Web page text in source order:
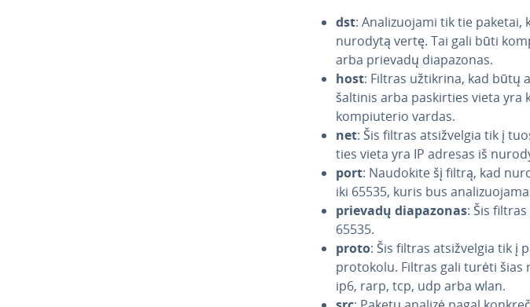
dst: Ana­li­zuo­ja­mi tik tie
nurodytą vertę. Tai gali būti
arba prievadų dia­pa­zo­nas.
host: Filtras užtikrina, kad būtų
šaltinis arba pa­skir­ties vieta yra
kom­piu­te­rio vardas.
net: Šis filtras at­si­žvel­gia tik į
ties vieta yra IP adresas iš
port: Naudokite šį filtrą, kad
iki 65535, kuris bus
prievadų dia­pa­zo­nas: Šis
65535.
proto: Šis filtras at­si­žvel­gia tik į
protokolu. Filtras gali turėti šias
ip6, rarp, tcp, udp arba wlan.